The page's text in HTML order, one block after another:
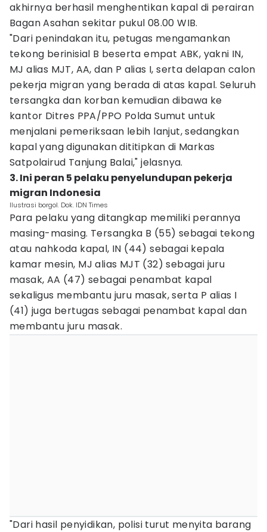
akhirnya berhasil menghentikan kapal di perairan
Bagan Asahan sekitar pukul 08.00 WIB.
"Dari penindakan itu, petugas mengamankan
tekong berinisial B beserta empat ABK, yakni IN,
MJ alias MJT, AA, dan P alias I, serta delapan calon
pekerja migran yang berada di atas kapal. Seluruh
tersangka dan korban kemudian dibawa ke
kantor Ditres PPA/PPO Polda Sumut untuk
menjalani pemeriksaan lebih lanjut, sedangkan
kapal yang digunakan dititipkan di Markas
Satpolairud Tanjung Balai," jelasnya.
3. Ini peran 5 pelaku penyelundupan pekerja
migran Indonesia
Ilustrasi borgol. Dok. IDN Times
Para pelaku yang ditangkap memiliki perannya
masing-masing. Tersangka B (55) sebagai tekong
atau nahkoda kapal, IN (44) sebagai kepala
kamar mesin, MJ alias MJT (32) sebagai juru
masak, AA (47) sebagai penambat kapal
sekaligus membantu juru masak, serta P alias I
(41) juga bertugas sebagai penambat kapal dan
membantu juru masak.
"Dari hasil penyidikan, polisi turut menyita barang